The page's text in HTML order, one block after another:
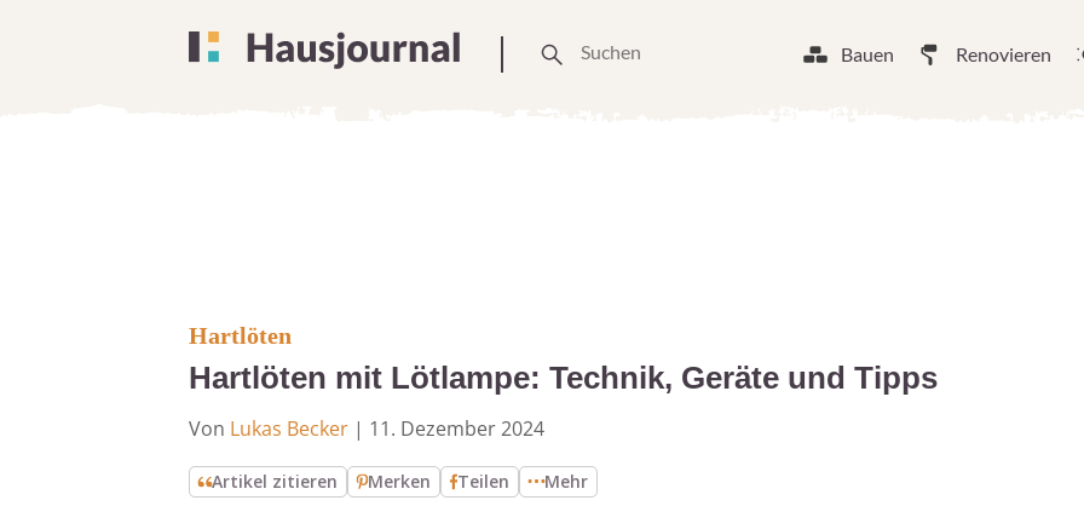
Bauen Renovieren
Hartlöten
Hartlöten mit Lötlampe: Technik, Geräte und Tipps
Von Lukas Becker | 11. Dezember 2024
Artikel zitieren Merken Teilen Mehr